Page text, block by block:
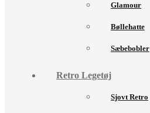
Glamour
Bøllehatte
Sæbebobler
Retro Legetøj
Sjovt Retro